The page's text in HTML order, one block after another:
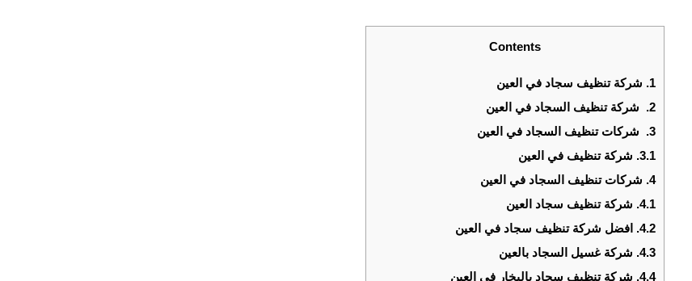
Contents
1. شركة تنظيف سجاد في العين
2.
شركة تنظيف السجاد في العين
3.
شركات تنظيف السجاد في العين
3.1. شركة تنظيف في العين
4. شركات تنظيف السجاد في العين
4.1. شركة تنظيف سجاد العين
4.2.
افضل شركة تنظيف سجاد في العين
4.3. شركة غسيل السجاد بالعين
4.4. شركة تنظيف سجاد بالبخار في العين